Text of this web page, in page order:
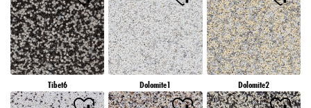
Tibet6 Dolomite1 Dolomite2